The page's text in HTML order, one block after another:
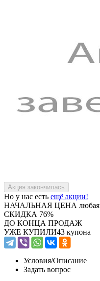
Но у нас есть ещё акции!
НАЧАЛЬНАЯ ЦЕНА любая
СКИДКА 76%
ДО КОНЦА ПРОДАЖ
УЖЕ КУПИЛИ43 купона
Условия/Описание
Задать вопрос